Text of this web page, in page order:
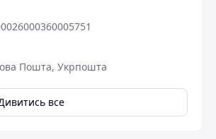
Пошта, Укрпошта
все